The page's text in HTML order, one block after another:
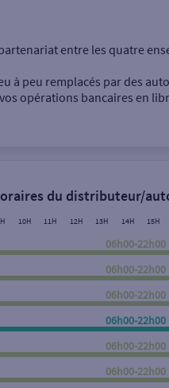
de monnaie €
entre les quatre
peu remplacés par des
opérations bancaires en
du distributeur/
10H 11H 12H 13H 14H 15H
06h00-22h00
06h00-22h00
06h00-22h00
06h00-22h00
06h00-22h00
06h00-22h00